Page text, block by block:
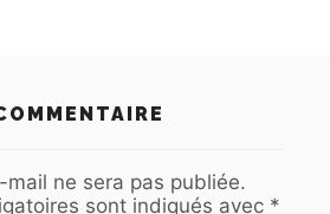
ne sera pas publiée.
sont indiqués avec *